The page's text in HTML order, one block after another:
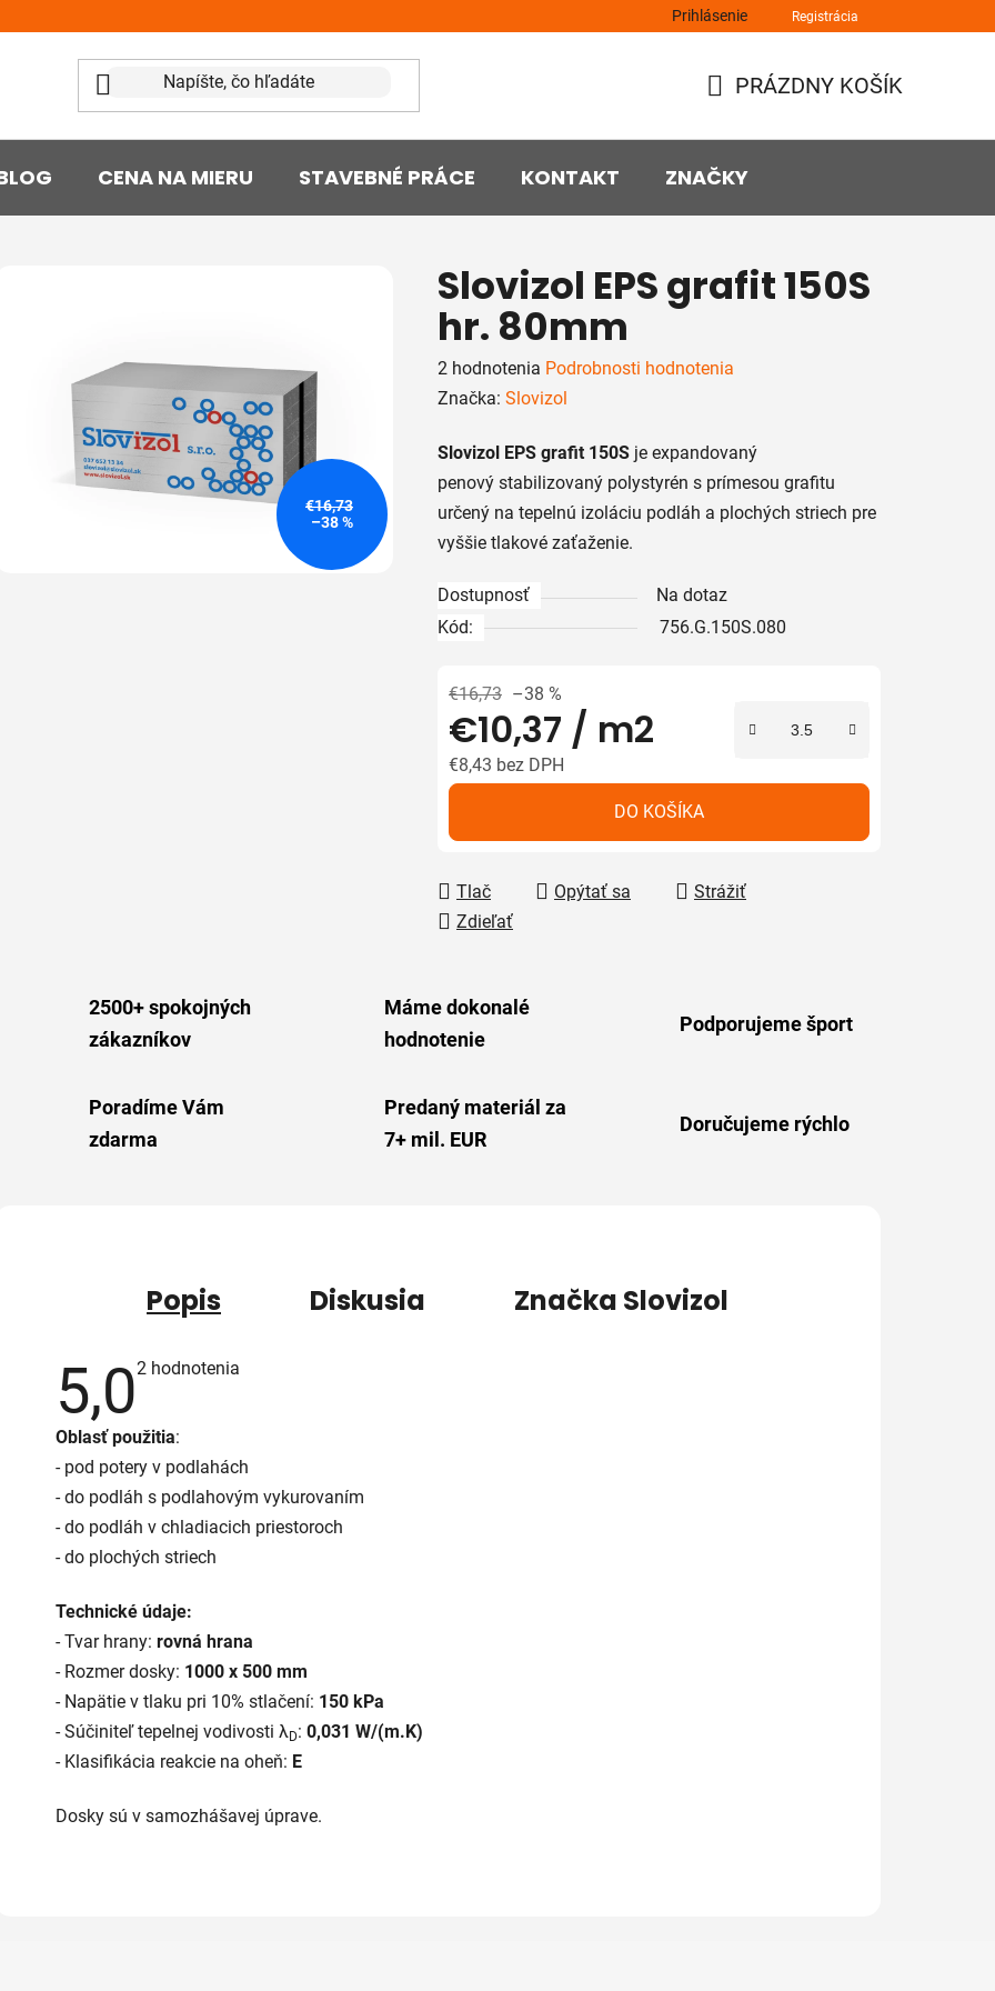
Prihlásenie Registrácia
KOŠÍK
PRÁZDNY KOŠÍK
CENA NA MIERU STAVEBNÉ PRÁCE KONTAKT ZNAČKY
Slovizol EPS grafit 150S
hr. 80mm
Priemerné
hodnotenie
je
5,0
z
5
2 hodnotenia Podrobnosti hodnotenia
Značka: Slovizol
Slovizol EPS grafit 150S je expandovaný
penový stabilizovaný polystyrén s prímesou grafitu
určený na tepelnú izoláciu podláh a plochých striech pre
vyššie tlakové zaťaženie.
Dostupnosť
Na dotaz
Kód:
756.G.150S.080
€16,73 –38 %
€10,37 / m2
€8,43 bez DPH
DO KOŠÍKA
Tlač Opýtať sa
Strážiť
Zdieľať
€16,73
–38 %
2500+ spokojných
zákazníkov
Máme dokonalé
hodnotenie
Podporujeme šport
Poradíme Vám
zdarma
Predaný materiál za
7+ mil. EUR
Doručujeme rýchlo
Popis Diskusia Značka Slovizol
5,0Priemerné
5,0
5
hviezdičiek.
2 hodnotenia
Oblasť použitia:
- pod potery v podlahách
- do podláh s podlahovým vykurovaním
- do podláh v chladiacich priestoroch
- do plochých striech
Technické údaje:
- Tvar hrany: rovná hrana
- Rozmer dosky: 1000 x 500 mm
- Napätie v tlaku pri 10% stlačení: 150 kPa
- Súčiniteľ tepelnej vodivosti λD: 0,031 W/(m.K)
- Klasifikácia reakcie na oheň: E
Dosky sú v samozhášavej úprave.